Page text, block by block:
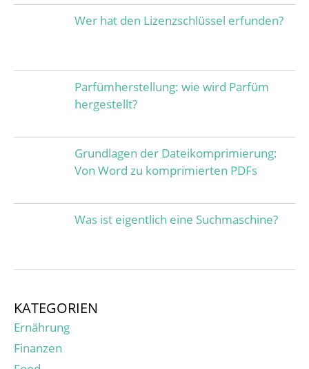
Wer hat den Lizenzschlüssel erfunden?
Parfümherstellung: wie wird Parfüm
hergestellt?
Grundlagen der Dateikomprimierung:
Von Word zu komprimierten PDFs
Was ist eigentlich eine Suchmaschine?
KATEGORIEN
Ernährung
Finanzen